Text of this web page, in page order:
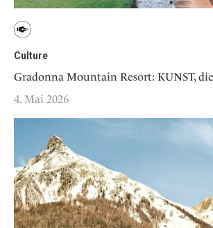
Culture
Gradonna Mountain Resort: KUNST,
4. Mai 2026